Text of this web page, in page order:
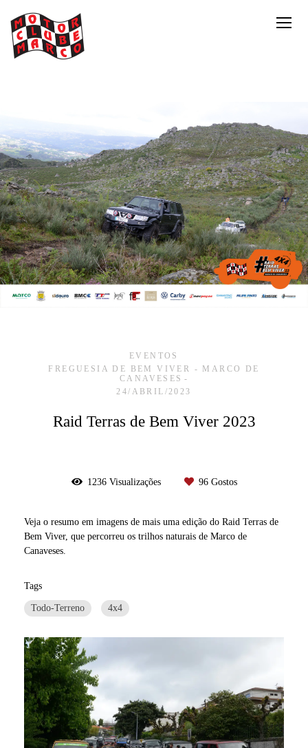
EVENTOS
FREGUESIA DE BEM VIVER - MARCO DE
CANAVESES
24/ABRIL/2023
Raid Terras de Bem Viver 2023
1236Visualizações 96Gostos
Veja o resumo em imagens de mais uma edição do Raid Terras de
Bem Viver, que percorreu os trilhos naturais de Marco de
Canaveses.
Tags
Todo-Terreno 4x4